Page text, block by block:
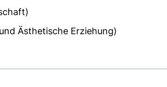
Ästhetische Erziehung)